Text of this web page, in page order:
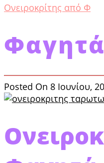
Ονειροκρίτης από Φ
Φαγητά
Posted On 8 Ιουνίου,